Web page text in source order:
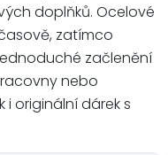
doplňků. Ocelové
zatímco
začlenění
nebo
i originální dárek s